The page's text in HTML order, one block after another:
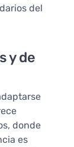
del
y de
donde
es